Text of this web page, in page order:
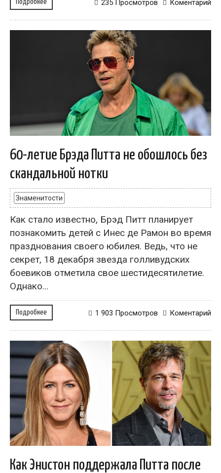
Подробнее Коментарий
235 Просмотров
60-летие Брэда Питта не обошлось без
скандальной нотки
Знаменитости
Как стало известно, Брэд Питт планирует
познакомить детей с Инес де Рамон во время
празднования своего юбилея. Ведь, что не
секрет, 18 декабря звезда голливудских
боевиков отметила свое шестидесятилетие.
Однако...
Подробнее Коментарий
1 903 Просмотров
Как Энистон поддержала Питта после